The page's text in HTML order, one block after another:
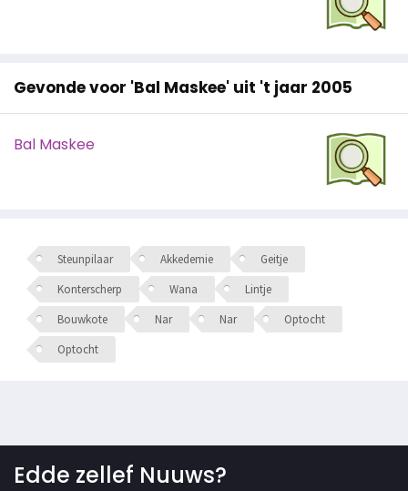
Gevonde voor 'Bal Maskee' uit 't jaar 2005
Bal Maskee
Steunpilaar Akkedemie
Geitje
Konterscherp
Wana
Lintje
Bouwkote
Nar Nar
Optocht
Optocht
Edde zellef Nuuws?